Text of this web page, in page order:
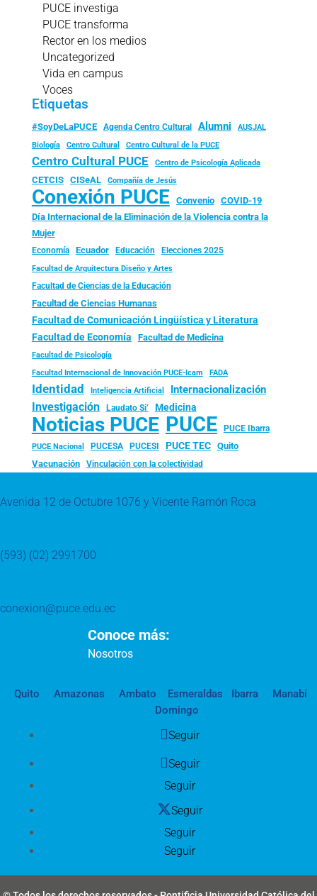
PUCE investiga
PUCE transforma
Rector en los medios
Uncategorized
Vida en campus
Voces
Etiquetas
#SoyDeLaPUCE Agenda Centro Cultural Alumni
AUSJAL
Biología
Centro Cultural Centro Cultural de la PUCE
Centro Cultural PUCE Centro de Psicología Aplicada
CETCIS CISeAL Compañía de Jesús
Conexión PUCE Convenio
COVID-19
Día Internacional de la Eliminación de la Violencia contra la
Mujer
Economía Ecuador Educación Elecciones 2025
Facultad de Arquitectura Diseño y Artes
Facultad de Ciencias de la Educación
Facultad de Ciencias Humanas
Facultad de Comunicación Lingüística y Literatura
Facultad de Economía Facultad de Medicina
Facultad de Psicología
Facultad Internacional de Innovación PUCE-Icam FADA
Identidad Inteligencia Artificial Internacionalización
Investigación Laudato Si’ Medicina
Noticias PUCE PUCE PUCE Ibarra
PUCE Nacional PUCESA PUCESI PUCE TEC
Quito
Vacunación
Vinculación con la colectividad
Avenida 12 de Octubre 1076 y Vicente Ramón Roca
(593) (02) 2991700
conexion@puce.edu.ec
Conoce más:
Nosotros
Quito Amazonas Ambato Esmeraldas Ibarra
Manabí
Domingo
Seguir
Seguir
Seguir
Seguir
Seguir
Seguir